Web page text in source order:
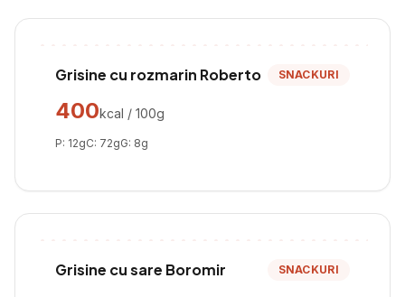
Grisine cu rozmarin Roberto SNACKURI
400kcal / 100g
P: 12gC: 72gG: 8g
Grisine cu sare Boromir SNACKURI